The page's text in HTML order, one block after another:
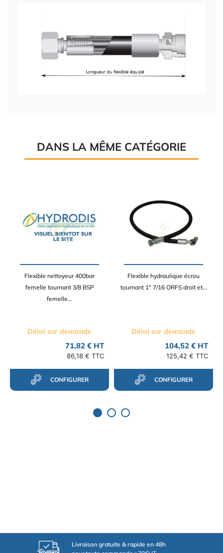
DANS LA MÊME CATÉGORIE
Flexible nettoyeur 400bar
femelle tournant 3/8 BSP
femelle...
Délai sur demande
71,82 € HT
86,18 € TTC
CONFIGURER
Flexible hydraulique écrou
tournant 1" 7/16 ORFS droit et...
Délai sur demande
104,52 € HT
125,42 € TTC
CONFIGURER
Livraison gratuite & rapide en 48h